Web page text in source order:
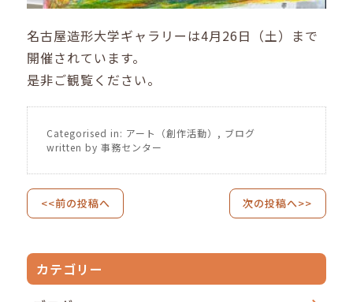
名古屋造形大学ギャラリーは4月26日（土）まで
開催されています。
是非ご観覧ください。
Categorised in: アート（創作活動） , ブログ
written by 事務センター
<<前の投稿へ 次の投稿へ>>
カテゴリー